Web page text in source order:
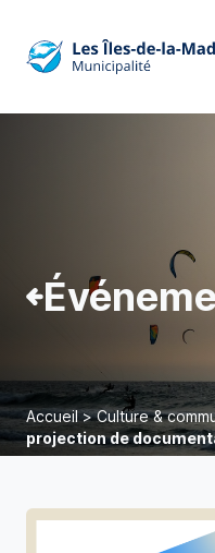
Accueil>Culture &
projection de